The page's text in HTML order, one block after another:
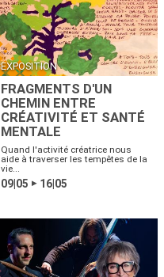
EXPOSITION
FRAGMENTS D'UN
CHEMIN ENTRE
CRÉATIVITÉ ET SANTÉ
MENTALE
Quand l'activité créatrice nous
aide à traverser les tempêtes de la
vie...
09|05 ▶16|05